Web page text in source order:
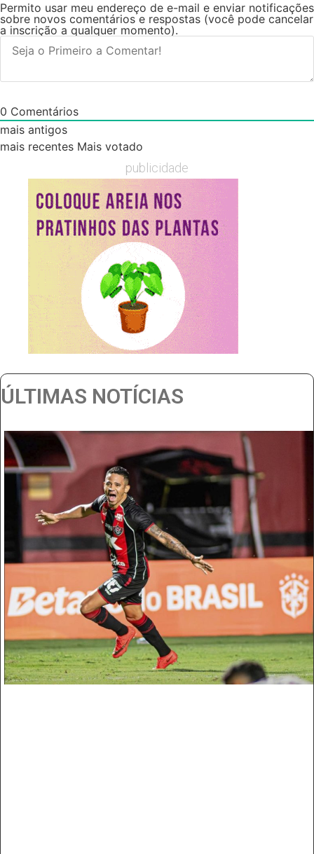
Permito usar meu endereço de e-mail e enviar notificações
sobre novos comentários e respostas (você pode cancelar
a inscrição a qualquer momento).
0 Comentários
mais antigos
mais recentes Mais votado
publicidade
ÚLTIMAS NOTÍCIAS